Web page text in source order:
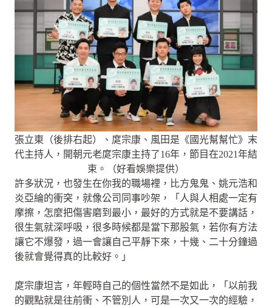
張立東（後排右起）、庹宗康、風田是《國光幫幫忙》末
代主持人，開朝元老庹宗康主持了16年，節目在2021年結
束。（好看娛樂提供）
許多狀況，也發生在你我的職場裡，比方鬼鬼、姚元浩和
炎亞綸的衝突，就像公司同事吵架，「人與人相處一定有
摩擦，怎麼把傷害磨到最小，最好的方式就是不要講話，
很生氣就深呼吸，很多時候都是當下那股氣，若你有方法
讓它不爆發，過一會讓自己平靜下來，十幾、二十分鐘過
後就會覺得真的比較好。」
庹宗康坦言，年輕時自己的個性當然不是如此，「以前我
的觀點就是往前衝、不管別人，可是一次又一次的經驗，